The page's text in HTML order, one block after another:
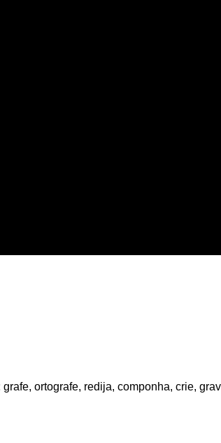
ortografe, redija, componha, crie,